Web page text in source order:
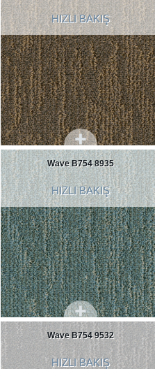
HIZLI BAKIŞ
Wave B754 8935
HIZLI BAKIŞ
Wave B754 9532
HIZLI BAKIŞ